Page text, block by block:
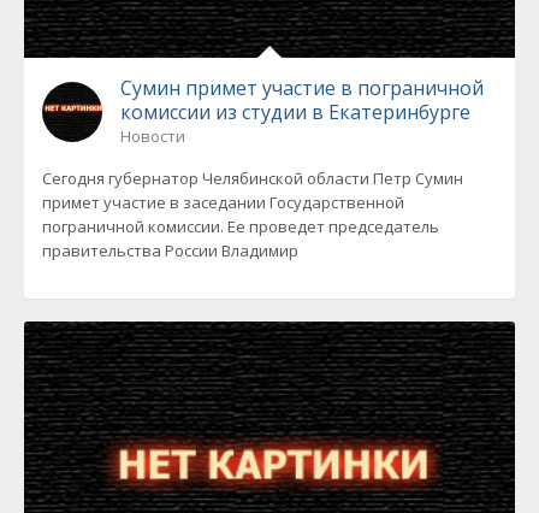
Сумин примет участие в пограничной
комиссии из студии в Екатеринбурге
Новости
Сегодня губернатор Челябинской области Петр Сумин
примет участие в заседании Государственной
пограничной комиссии. Ее проведет председатель
правительства России Владимир